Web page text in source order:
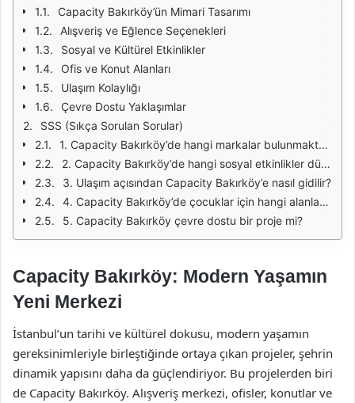
Capacity Bakırköy’ün Mimari Tasarımı
Alışveriş ve Eğlence Seçenekleri
Sosyal ve Kültürel Etkinlikler
Ofis ve Konut Alanları
Ulaşım Kolaylığı
Çevre Dostu Yaklaşımlar
SSS (Sıkça Sorulan Sorular)
1. Capacity Bakırköy’de hangi markalar bulunmaktadır?
2. Capacity Bakırköy’de hangi sosyal etkinlikler düzenlenmektedir?
3. Ulaşım açısından Capacity Bakırköy’e nasıl gidilir?
4. Capacity Bakırköy’de çocuklar için hangi alanlar bulunmaktadır?
5. Capacity Bakırköy çevre dostu bir proje mi?
Capacity Bakırköy: Modern Yaşamın
Yeni Merkezi
İstanbul’un tarihi ve kültürel dokusu, modern yaşamın
gereksinimleriyle birleştiğinde ortaya çıkan projeler, şehrin
dinamik yapısını daha da güçlendiriyor. Bu projelerden biri
de Capacity Bakırköy. Alışveriş merkezi, ofisler, konutlar ve